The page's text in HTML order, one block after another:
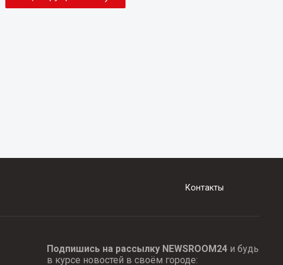
Контакты
Подпишись на рассылку NEWSROOM24и будь
в курсе новостей в своём городе: